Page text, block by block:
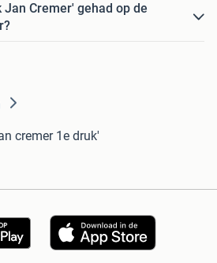
Cremer' gehad op de
cremer 1e druk'